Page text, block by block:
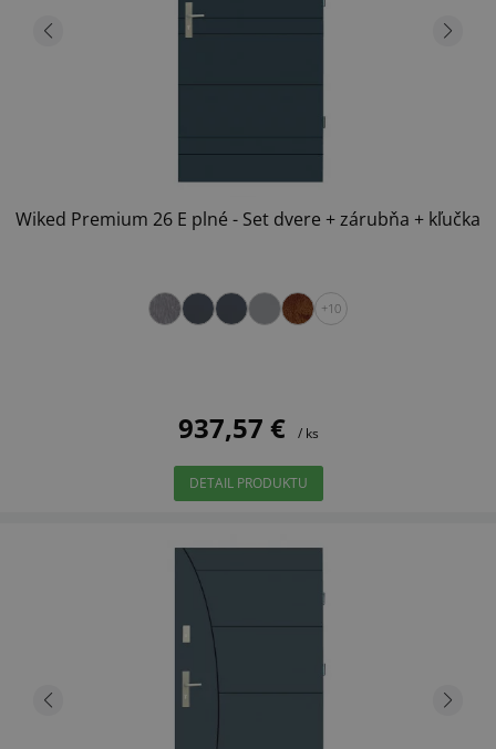
Wiked Premium 26 E plné - Set dvere + zárubňa + kľučka
+10
937,57 € / ks
DETAIL PRODUKTU